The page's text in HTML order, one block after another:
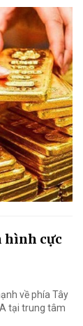
hình cực
về phía Tây
tại trung tâm